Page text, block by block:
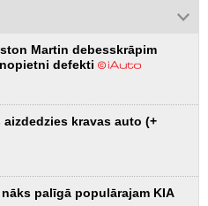
Martin debesskrāpim
defekti
kravas auto (+
palīgā populārajam KIA